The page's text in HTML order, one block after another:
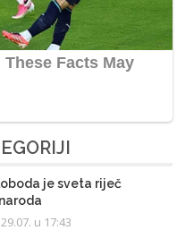
je sveta riječ
29.07. u 17:43